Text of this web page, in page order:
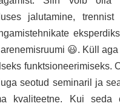
jalutamine, trennist
😃. Küll
funktsioneerimiseks.
seotud seminaril ja
kvaliteetne. Kui seda